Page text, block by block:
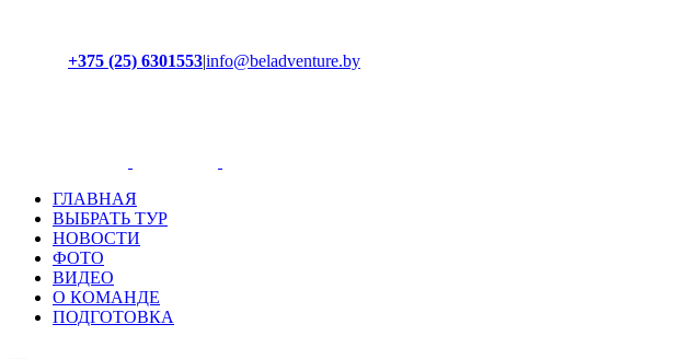
+375 (25) 6301553|info@beladventure.by
ГЛАВНАЯ
ВЫБРАТЬ ТУР
НОВОСТИ
ФОТО
ВИДЕО
О КОМАНДЕ
ПОДГОТОВКА